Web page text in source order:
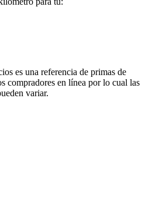
es una referencia de primas de
compradores en línea por lo cual las
variar.